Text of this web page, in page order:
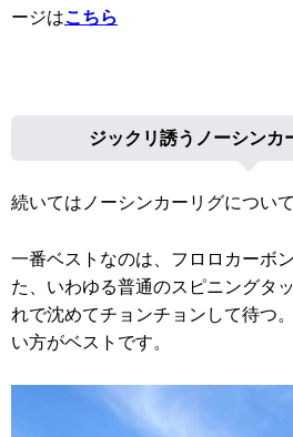
ージはこちら
ジックリ誘うノーシンカ
続いてはノーシンカーリグについて
一番ベストなのは、フロロカーボ
た、いわゆる普通のスピニングタ
れで沈めてチョンチョンして待つ
い方がベストです。